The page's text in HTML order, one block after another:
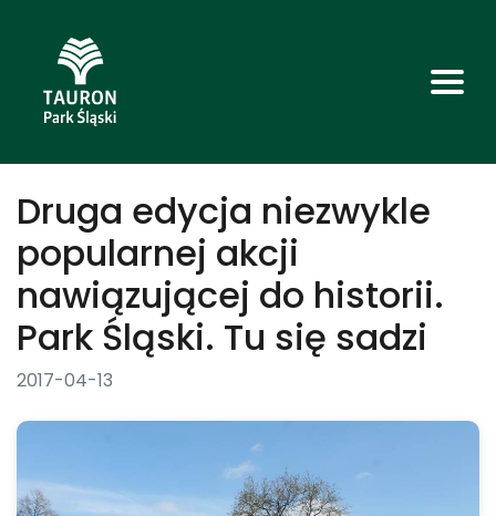
Druga edycja niezwykle
popularnej akcji
nawiązującej do historii.
Park Śląski. Tu się sadzi
2017-04-13